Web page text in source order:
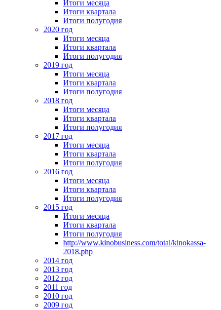
Итоги месяца
Итоги квартала
Итоги полугодия
2020 год
Итоги месяца
Итоги квартала
Итоги полугодия
2019 год
Итоги месяца
Итоги квартала
Итоги полугодия
2018 год
Итоги месяца
Итоги квартала
Итоги полугодия
2017 год
Итоги месяца
Итоги квартала
Итоги полугодия
2016 год
Итоги месяца
Итоги квартала
Итоги полугодия
2015 год
Итоги месяца
Итоги квартала
Итоги полугодия
http://www.kinobusiness.com/total/kinokassa-
2018.php
2014 год
2013 год
2012 год
2011 год
2010 год
2009 год